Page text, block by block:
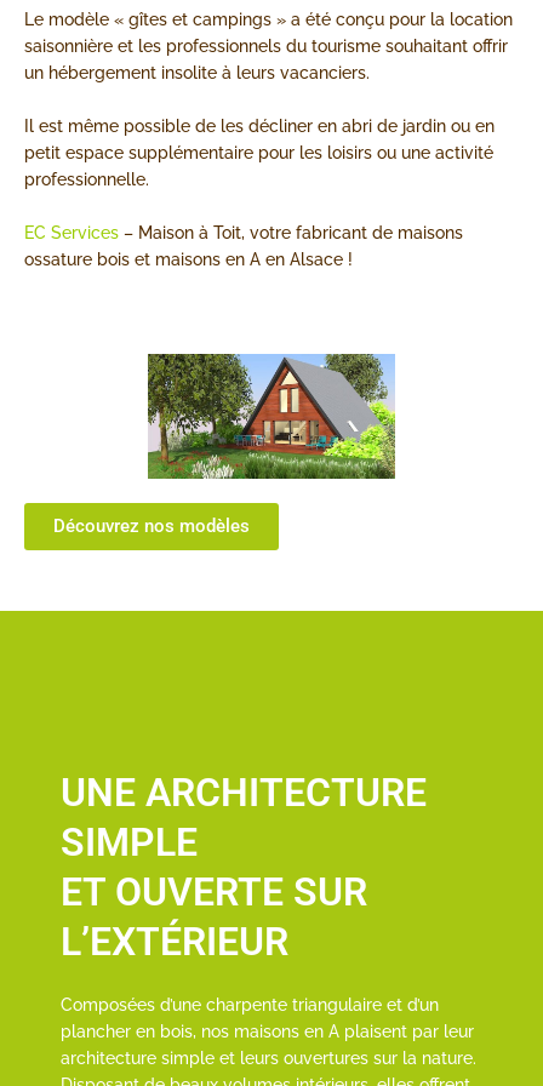
sur la nature.
version « mini »
pour répondre à tous vos
besoins.
sur la nature.
version « mini »
pour répondre à tous vos
besoins.
sur la nature.
version « mini »
pour répondre à tous vos
besoins.
Le modèle « gîtes et campings » a été conçu pour la location
saisonnière et les professionnels du tourisme souhaitant offrir
un hébergement insolite à leurs vacanciers.
Il est même possible de les décliner en abri de jardin ou en
petit espace supplémentaire pour les loisirs ou une activité
professionnelle.
EC Services – Maison à Toit, votre fabricant de maisons
ossature bois et maisons en A en Alsace !
Découvrez nos modèles
UNE ARCHITECTURE
SIMPLE
ET OUVERTE SUR
L’EXTÉRIEUR
Composées d’une charpente triangulaire et d’un
plancher en bois, nos maisons en A plaisent par leur
architecture simple et leurs ouvertures sur la nature.